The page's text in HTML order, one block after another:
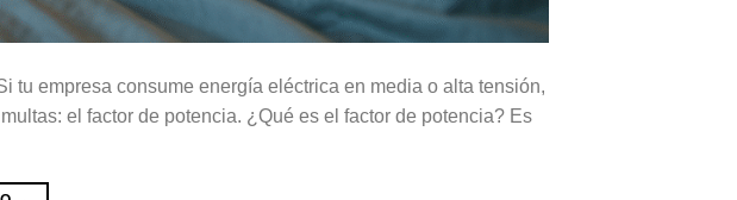
empresa consume energía eléctrica en media o alta tensión,
el factor de potencia. ¿Qué es el factor de potencia? Es